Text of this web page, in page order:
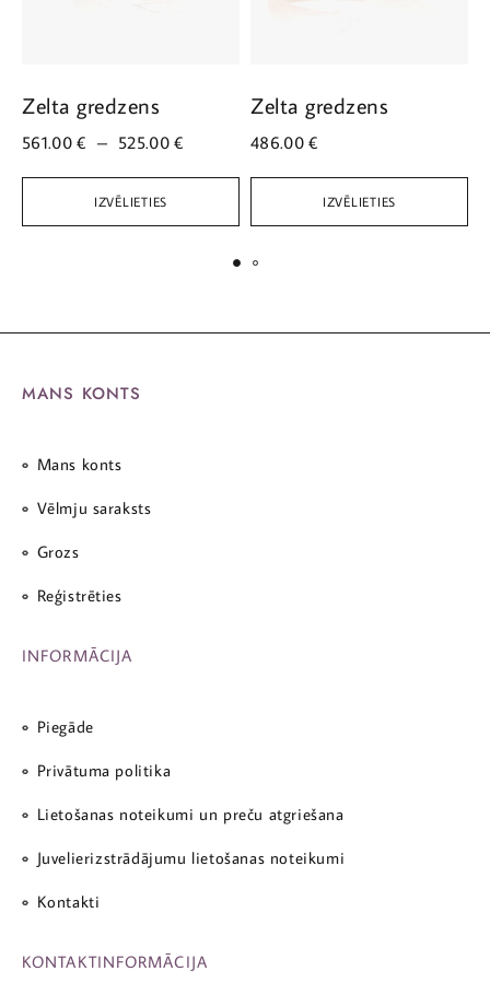
IZVĒLIETIES
Zelta gredzens
525.00€
–
561.00€
IZVĒLIETIES
Zelta gredzens
486.00€
MANS KONTS
Mans konts
Vēlmju saraksts
Grozs
Reģistrēties
INFORMĀCIJA
Piegāde
Privātuma politika
Lietošanas noteikumi un preču atgriešana
Juvelierizstrādājumu lietošanas noteikumi
Kontakti
KONTAKTINFORMĀCIJA